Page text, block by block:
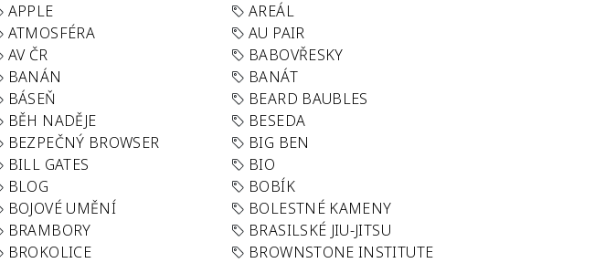
APPLE
AREÁL
ATMOSFÉRA
AU PAIR
AV ČR
BABOVŘESKY
BANÁN
BANÁT
BÁSEŇ
BEARD BAUBLES
BĚH NADĚJE
BESEDA
BEZPEČNÝ BROWSER
BIG BEN
BILL GATES
BIO
BLOG
BOBÍK
BOJOVÉ UMĚNÍ
BOLESTNÉ KAMENY
BRAMBORY
BRASILSKÉ JIU-JITSU
BROKOLICE
BROWNSTONE INSTITUTE